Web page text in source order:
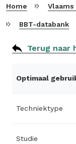
Home Vlaams
BBT-databank
Terug naar
Optimaal
Techniektype
Studie